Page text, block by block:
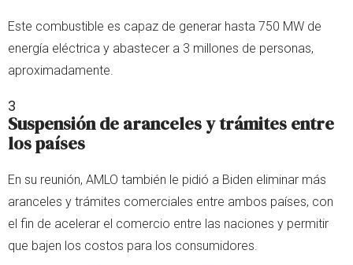
Este combustible es capaz de generar hasta 750 MW de
energía eléctrica y abastecer a 3 millones de personas,
aproximadamente.
3
Suspensión de aranceles y trámites entre
los países
En su reunión, AMLO también le pidió a Biden eliminar más
aranceles y trámites comerciales entre ambos países, con
el fin de acelerar el comercio entre las naciones y permitir
que bajen los costos para los consumidores.